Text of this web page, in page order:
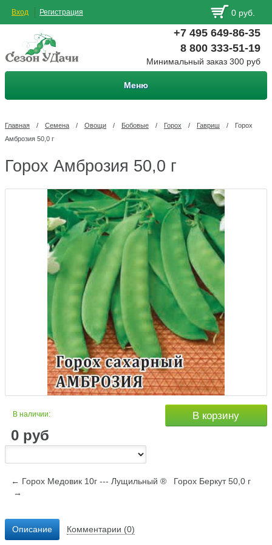
Вход Регистрация 0 руб.
+7 495 649-86-35
8 800 333-51-19
Минимальный заказ 300 руб
Меню
Главная / Семена / Овощи / Бобовые / Горох / Гавриш /
Горох
Амброзия 50,0 г
Горох Амброзия 50,0 г
В наличии:
0 руб
В корзину
← Горох Медовик 10г --- Лущильный ®
Горох Беркут 50,0 г
→
Описание Комментарии (0)